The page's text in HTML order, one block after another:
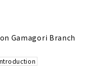
Gamagori Branch